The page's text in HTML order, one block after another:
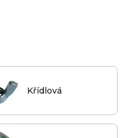
Křídlová